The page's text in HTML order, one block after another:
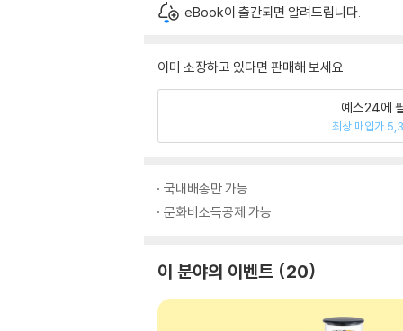
eBook이 출간되면 알려드립니다.
이미 소장하고 있다면 판매해 보세요.
예스24에
최상 매입가
국내배송만 가능
문화비소득공제 가능
이 분야의 이벤트 20